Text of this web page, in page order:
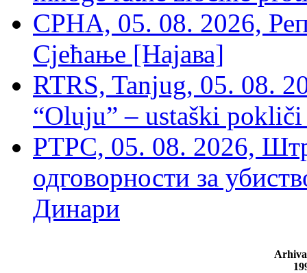
СРНА, 05. 08. 2026,
Сјећање [Најава]
RTRS, Tanjug, 05. 08.
“Oluju” – ustaški
РТРС, 05. 08. 2026,
одговорности за
Динари